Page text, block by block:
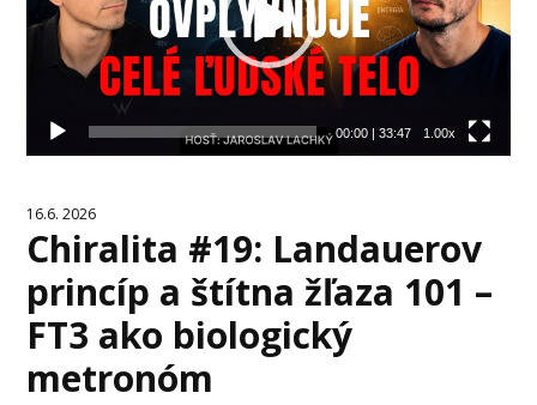
00:00| 33:47 1.00x
16.6. 2026
Chiralita #19: Landauerov
princíp a štítna žľaza 101 –
FT3 ako biologický
metronóm